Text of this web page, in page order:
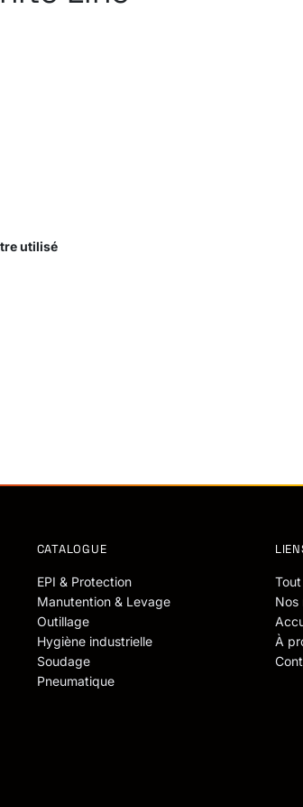
utilisé
CATALOGUE
EPI & Protection
Manutention & Levage
Outillage
Hygiène industrielle
Soudage
Pneumatique
Nos
À